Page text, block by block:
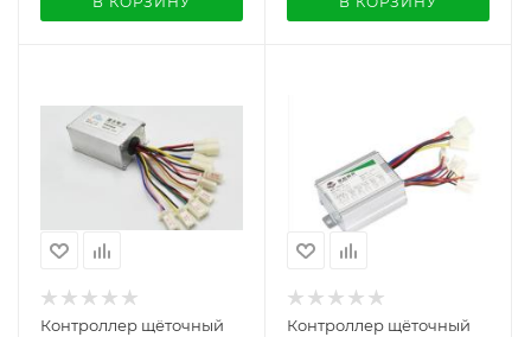
Контроллер щёточный
Контроллер щёточный